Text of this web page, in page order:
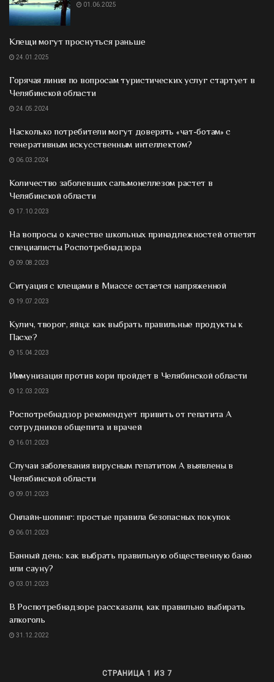
01.06.2025
Клещи могут проснуться раньше
24.01.2025
Горячая линия по вопросам туристических услуг стартует в
Челябинской области
24.05.2024
Насколько потребители могут доверять «чат-ботам» с
генеративным искусственным интеллектом?
06.03.2024
Количество заболевших сальмонеллезом растет в
Челябинской области
17.10.2023
На вопросы о качестве школьных принадлежностей ответят
специалисты Роспотребнадзора
09.08.2023
Ситуация с клещами в Миассе остается напряженной
19.07.2023
Кулич, творог, яйца: как выбрать правильные продукты к
Пасхе?
15.04.2023
Иммунизация против кори пройдет в Челябинской области
12.03.2023
Роспотребнадзор рекомендует привить от гепатита А
сотрудников общепита и врачей
16.01.2023
Случаи заболевания вирусным гепатитом А выявлены в
Челябинской области
09.01.2023
Онлайн-шопинг: простые правила безопасных покупок
06.01.2023
Банный день: как выбрать правильную общественную баню
или сауну?
03.01.2023
В Роспотребнадзоре рассказали, как правильно выбирать
алкоголь
31.12.2022
СТРАНИЦА 1 ИЗ 7